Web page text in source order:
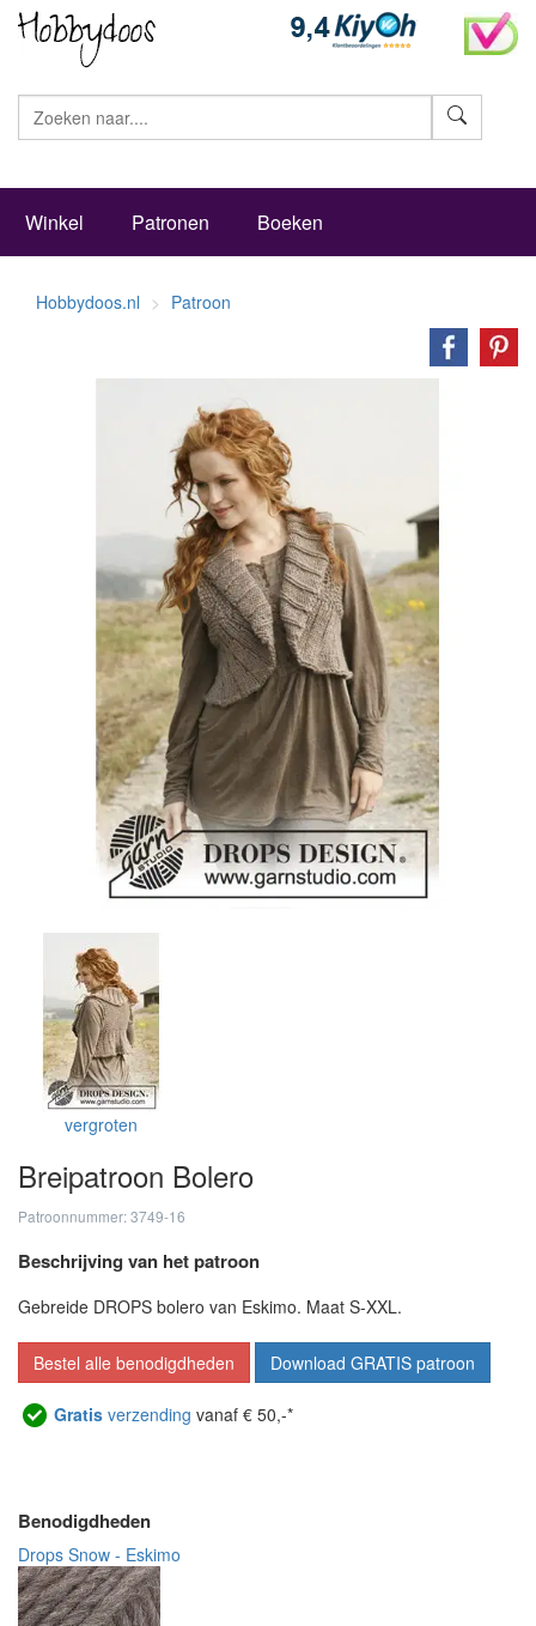
Winkel Patronen Boeken
Hobbydoos.nl Patroon
vergroten
Breipatroon Bolero
Patroonnummer: 3749-16
Beschrijving van het patroon
Gebreide DROPS bolero van Eskimo. Maat S-XXL.
Bestel alle benodigdheden Download GRATIS patroon
Gratis verzending vanaf € 50,-*
Benodigdheden
Drops Snow - Eskimo